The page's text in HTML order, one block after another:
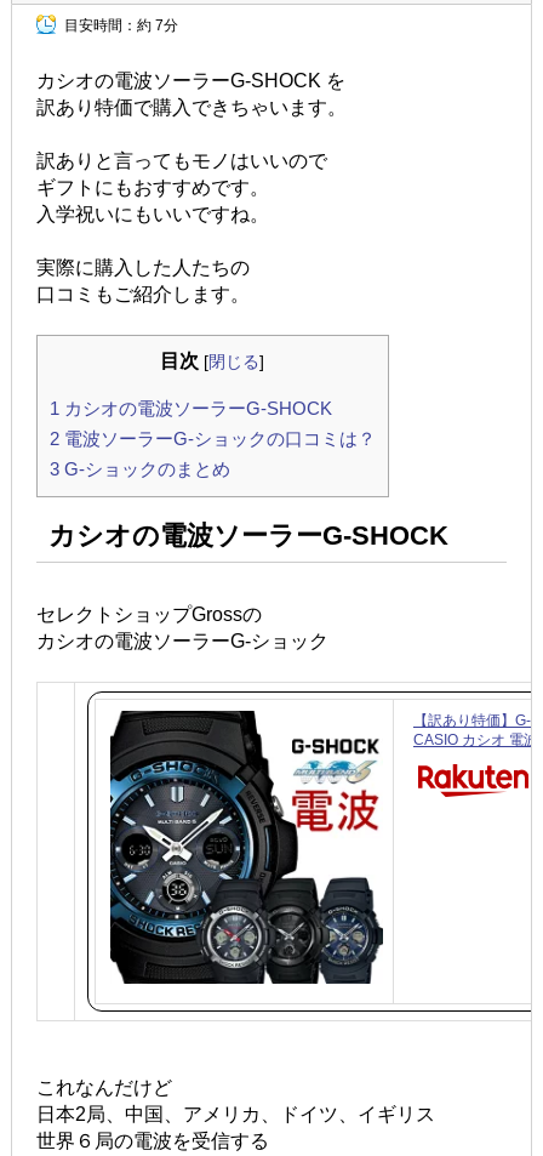
目安時間： 約 7分
カシオの電波ソーラーG-SHOCK を
訳あり特価で購入できちゃいます。
訳ありと言ってもモノはいいので
ギフトにもおすすめです。
入学祝いにもいいですね。
実際に購入した人たちの
口コミもご紹介します。
目次 [閉じる]
1 カシオの電波ソーラーG-SHOCK
2電波ソーラーG-ショックの口コミは？
3G-ショックのまとめ
カシオの電波ソーラーG-SHOCK
セレクトショップGrossの
カシオの電波ソーラーG-ショック
【訳あり特価】G-
CASIO カシオ 電波
これなんだけど
日本2局、中国、アメリカ、ドイツ、イギリス
世界６局の電波を受信する